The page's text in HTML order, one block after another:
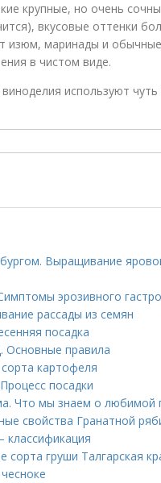
крупные, но очень
вкусовые оттенки
изюм, маринады и
в чистом виде.
используют
Выращивание
эрозивного
рассады из семян
посадка
Основные правила
картофеля
посадки
Что мы знаем о любимой
свойства Гранатной
сорта груши Талгарская